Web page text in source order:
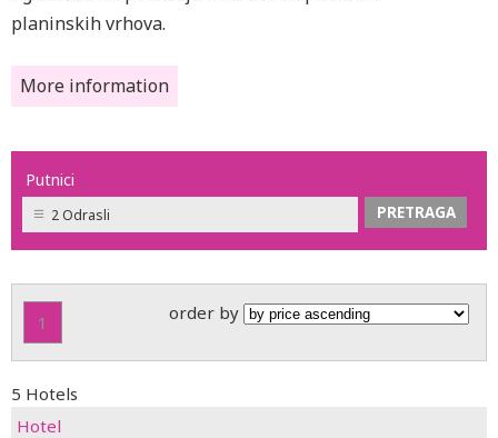
planinskih vrhova.
More information
Putnici
2 Odrasli
1 order by
5 Hotels
Hotel